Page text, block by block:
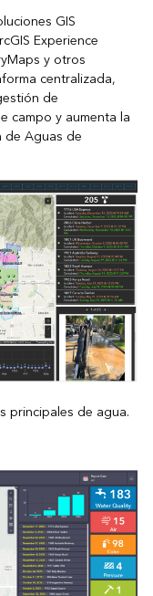
GIS
Experience
y otros
centralizada,
de
campo y aumenta la
de Aguas de
principales de agua.